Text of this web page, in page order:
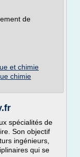
de
et chimie
chimie
spécialités de
Son objectif
ingénieurs,
qui se